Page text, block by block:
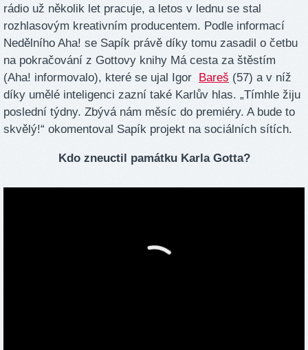
rádio už několik let pracuje, a letos v lednu se stal
rozhlasovým kreativním producentem. Podle informací
Nedělního Aha! se Sapík právě díky tomu zasadil o četbu
na pokračování z Gottovy knihy Má cesta za štěstím
(Aha! informovalo), které se ujal Igor Bareš (57) a v níž
díky umělé inteligenci zazní také Karlův hlas. „Tímhle žiju
poslední týdny. Zbývá nám měsíc do premiéry. A bude to
skvělý!“ okomentoval Sapík projekt na sociálních sítích.
Kdo zneuctil památku Karla Gotta?